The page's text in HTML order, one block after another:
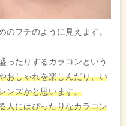
のフチのように見えます。
ったりするカラコンという
おしゃれを楽しんだり、い
ンズかと思います。
人にはぴったりなカラコン